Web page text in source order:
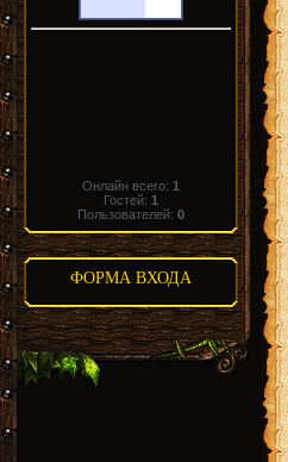
Онлайн всего: 1
Гостей: 1
Пользователей: 0
ФОРМА ВХОДА